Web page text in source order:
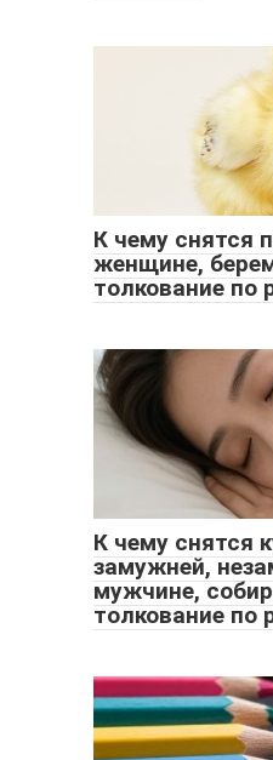
К чему снятся
женщине,
толкование по
К чему снятся
замужней,
мужчине,
толкование по